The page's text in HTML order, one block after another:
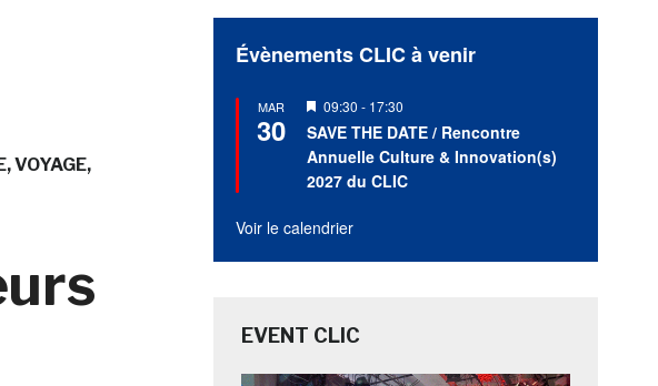
VOYAGE
Évènements CLIC à venir
MAR
30
Mis
en
avant
09:30 - 17:30
SAVE THE DATE / Rencontre
Annuelle Culture & Innovation(s)
2027 du CLIC
Voir le calendrier
EVENT CLIC